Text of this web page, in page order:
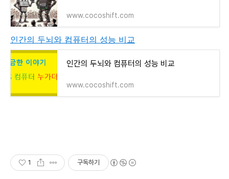
www.cocoshift.com
인간의 두뇌와 컴퓨터의 성능 비교
인간의 두뇌와 컴퓨터의 성능 비교
www.cocoshift.com
1 구독하기